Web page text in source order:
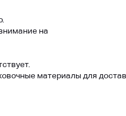
на
материалы для